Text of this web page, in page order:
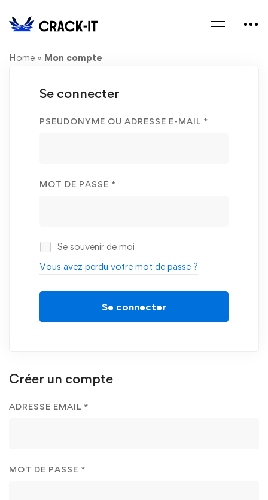
Home » Mon compte
Se connecter
PSEUDONYME OU ADRESSE E-MAIL *
MOT DE PASSE *
Se souvenir de moi
Vous avez perdu votre mot de passe ?
Se connecter
Créer un compte
ADRESSE EMAIL *
MOT DE PASSE *